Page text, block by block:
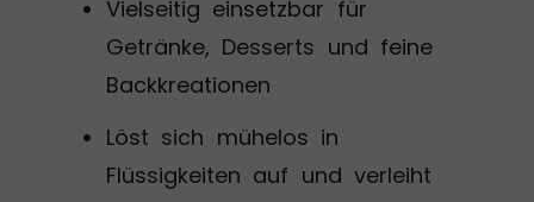
Vielseitig einsetzbar für
Getränke, Desserts und feine
Backkreationen
Löst sich mühelos in
Flüssigkeiten auf und verleiht